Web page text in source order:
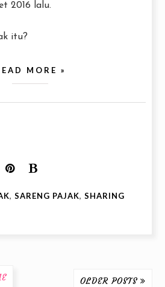
2016 lalu.
itu?
MORE »
, SARENG PAJAK, SHARING
OLDER POSTS